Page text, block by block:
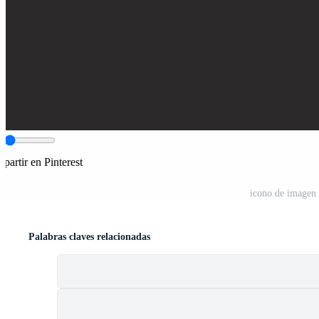
en Pinterest
icono de
Palabras claves relacionadas